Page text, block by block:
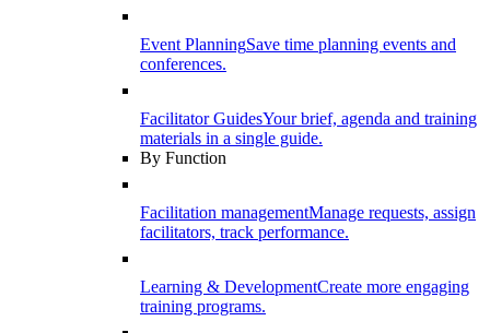
Event PlanningSave time planning events and
conferences.
Facilitator GuidesYour brief, agenda and training
materials in a single guide.
By Function
Facilitation managementManage requests, assign
facilitators, track performance.
Learning & DevelopmentCreate more engaging
training programs.